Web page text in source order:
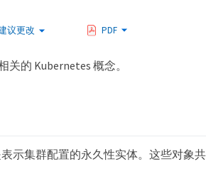
议更改 PDF
关的 Kubernetes 概念。
示集群配置的永久性实体。这些对象